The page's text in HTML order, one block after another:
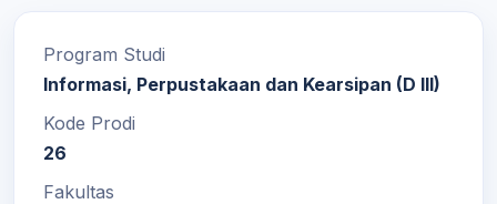
Program Studi
Informasi, Perpustakaan dan Kearsipan (D III)
Kode Prodi
26
Fakultas